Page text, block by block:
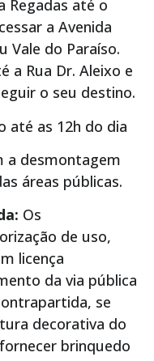
Regadas até o
a Avenida
Vale do Paraíso.
a Rua Dr. Aleixo e
o seu destino.
até as 12h do dia
a desmontagem
áreas públicas.
Os
de uso,
licença
da via pública
se
decorativa do
brinquedo